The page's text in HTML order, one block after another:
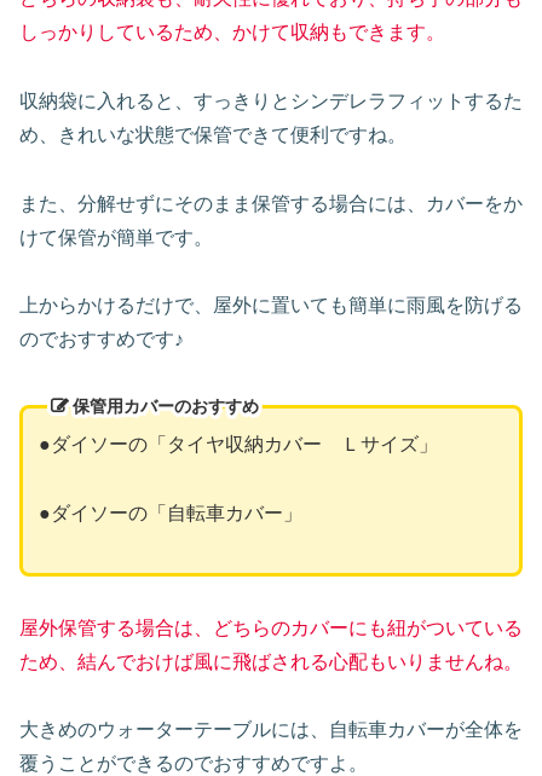
しっかりしているため、かけて収納もできます。
収納袋に入れると、すっきりとシンデレラフィットするた
め、きれいな状態で保管できて便利ですね。
また、分解せずにそのまま保管する場合には、カバーをか
けて保管が簡単です。
上からかけるだけで、屋外に置いても簡単に雨風を防げる
のでおすすめです♪
保管用カバーのおすすめ
●ダイソーの「タイヤ収納カバー Ｌサイズ」
●ダイソーの「自転車カバー」
屋外保管する場合は、どちらのカバーにも紐がついている
ため、結んでおけば風に飛ばされる心配もいりませんね。
大きめのウォーターテーブルには、自転車カバーが全体を
覆うことができるのでおすすめですよ。